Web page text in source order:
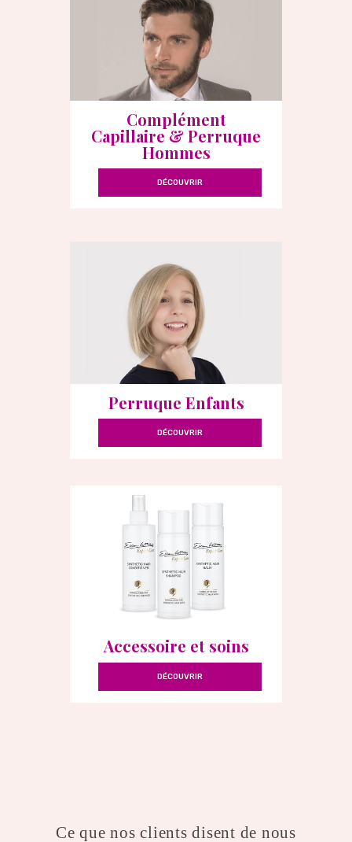
Complément
Capillaire & Perruque
Hommes
DÉCOUVRIR
Perruque Enfants
DÉCOUVRIR
Accessoire et soins
DÉCOUVRIR
Ce que nos clients disent de nous